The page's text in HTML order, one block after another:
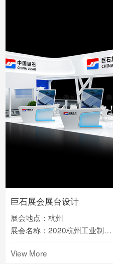
巨石展会展台设计
展会地点：杭州
展会名称：2020杭州工业制造业博览会
View More